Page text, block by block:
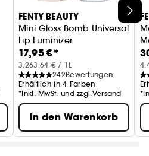
FENTY BEAUTY
Mini Gloss Bomb Universal
Lip Luminizer
Lipgloss mit Sheabutter
17,95 €*
3.263,64 € / 1L
242Bewertungen
Erhältlich in 4 Farben
*Inkl. MwSt. und zzgl.Versand
In den Warenkorb